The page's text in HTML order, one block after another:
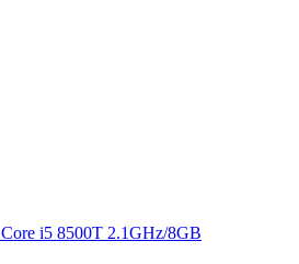
Core i5 8500T 2.1GHz/8GB